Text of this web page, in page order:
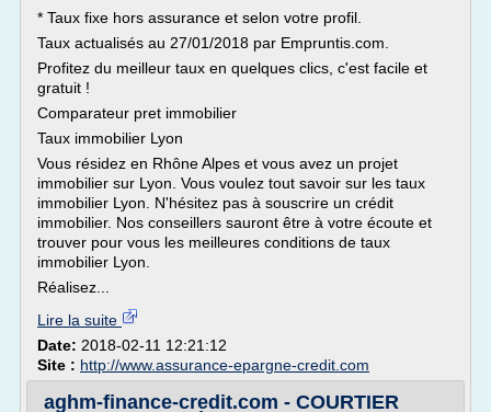
* Taux fixe hors assurance et selon votre profil.
Taux actualisés au 27/01/2018 par Empruntis.com.
Profitez du meilleur taux en quelques clics, c'est facile et
gratuit !
Comparateur pret immobilier
Taux immobilier Lyon
Vous résidez en Rhône Alpes et vous avez un projet
immobilier sur Lyon. Vous voulez tout savoir sur les taux
immobilier Lyon. N'hésitez pas à souscrire un crédit
immobilier. Nos conseillers sauront être à votre écoute et
trouver pour vous les meilleures conditions de taux
immobilier Lyon.
Réalisez...
Lire la suite
Date: 2018-02-11 12:21:12
Site : http://www.assurance-epargne-credit.com
aghm-finance-credit.com - COURTIER